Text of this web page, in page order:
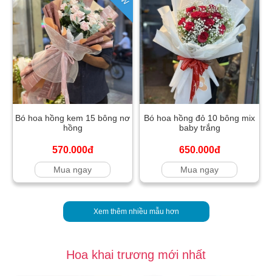
Bó hoa hồng kem 15 bông nơ
hồng
570.000đ
Mua ngay
Bó hoa hồng đỏ 10 bông mix
baby trắng
650.000đ
Mua ngay
Xem thêm nhiều mẫu hơn
Hoa khai trương mới nhất